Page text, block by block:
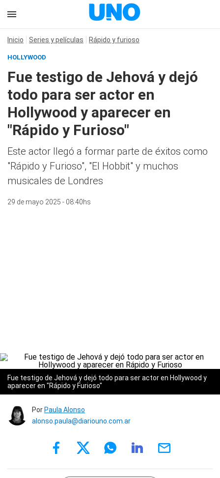
Inicio Series y películas Rápido y furioso
HOLLYWOOD
Fue testigo de Jehová y dejó
todo para ser actor en
Hollywood y aparecer en
"Rápido y Furioso"
Este actor llegó a formar parte de éxitos como
"Rápido y Furioso", "El Hobbit" y muchos
musicales de Londres
29 de mayo 2025 - 08:40hs
Fue testigo de Jehová y dejó todo para ser actor en Hollywood y
aparecer en "Rápido y Furioso"
Por Paula Alonso
alonso.paula@diariouno.com.ar